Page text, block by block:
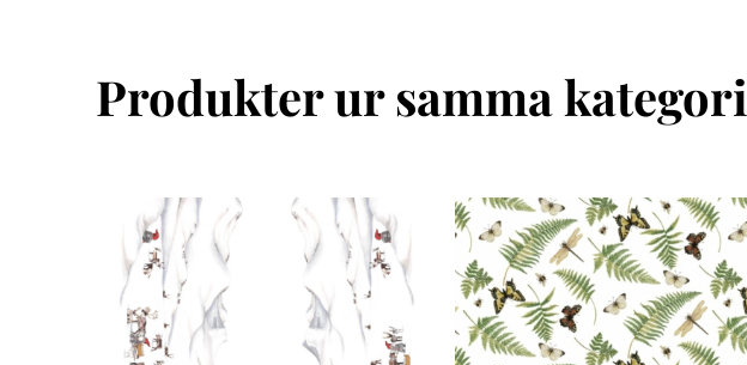
Produkter ur samma kategori